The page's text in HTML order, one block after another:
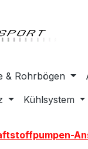
springen
& Rohrbögen
Kühlsystem